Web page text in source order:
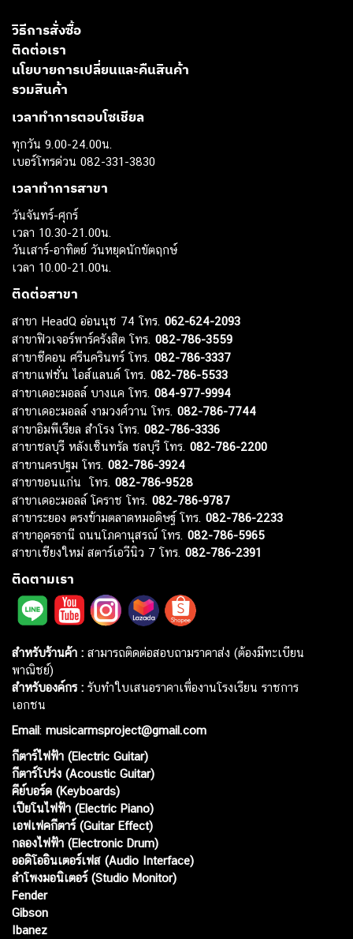
วิธีการสั่งซื้อ
ติดต่อเรา
นโยบายการเปลี่ยนและคืนสินค้า
รวมสินค้า
เวลาทำการตอบโซเชียล
ทุกวัน 9.00-24.00น.
เบอร์โทรด่วน 082-331-3830
เวลาทำการสาขา
วันจันทร์-ศุกร์
เวลา 10.30-21.00น.
วันเสาร์-อาทิตย์ วันหยุดนักขัตฤกษ์
เวลา 10.00-21.00น.
ติดต่อสาขา
สาขา HeadQ อ่อนนุช 74 โทร. 062-624-2093
สาขาฟิวเจอร์พาร์ครังสิต โทร. 082-786-3559
สาขาซีคอน ศรีนครินทร์ โทร. 082-786-3337
สาขาแฟชั่น ไอส์แลนด์ โทร. 082-786-5533
สาขาเดอะมอลล์ บางแค โทร. 084-977-9994
สาขาเดอะมอลล์ งามวงศ์วาน โทร. 082-786-7744
สาขาอิมพีเรียล สำโรง โทร. 082-786-3336
สาขาชลบุรี หลังเซ็นทรัล ชลบุรี โทร. 082-786-2200
สาขานครปฐม โทร. 082-786-3924
สาขาขอนแก่น โทร. 082-786-9528
สาขาเดอะมอลล์ โคราช โทร. 082-786-9787
สาขาระยอง ตรงข้ามตลาดหมอดิษฐ์ โทร. 082-786-2233
สาขาอุดรธานี ถนนโภคานุสรณ์ โทร. 082-786-5965
สาขาเชียงใหม่ สตาร์เอวีนิว 7 โทร. 082-786-2391
ติดตามเรา
สำหรับร้านค้า : สามารถติดต่อสอบถามราคาส่ง (ต้องมีทะเบียน
พาณิชย์)
สำหรับองค์กร : รับทำใบเสนอราคาเพื่องานโรงเรียน ราชการ
เอกชน
Email: musicarmsproject@gmail.com
กีตาร์ไฟฟ้า (Electric Guitar)
กีตาร์โปร่ง (Acoustic Guitar)
คีย์บอร์ด (Keyboards)
เปียโนไฟฟ้า (Electric Piano)
เอฟเฟคกีตาร์ (Guitar Effect)
กลองไฟฟ้า (Electronic Drum)
ออดิโออินเตอร์เฟส (Audio Interface)
ลำโพงมอนิเตอร์ (Studio Monitor)
Fender
Gibson
Ibanez